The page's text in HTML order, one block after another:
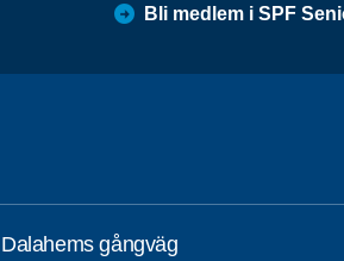
Bli medlem i SPF
Dalahems gångväg